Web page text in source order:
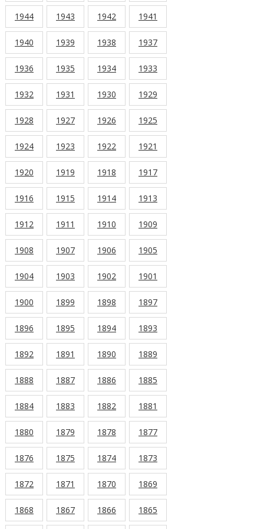
1944 1943 1942 1941
1940 1939 1938 1937
1936 1935 1934 1933
1932 1931 1930 1929
1928 1927 1926 1925
1924 1923 1922 1921
1920 1919 1918 1917
1916 1915 1914 1913
1912 1911 1910 1909
1908 1907 1906 1905
1904 1903 1902 1901
1900 1899 1898 1897
1896 1895 1894 1893
1892 1891 1890 1889
1888 1887 1886 1885
1884 1883 1882 1881
1880 1879 1878 1877
1876 1875 1874 1873
1872 1871 1870 1869
1868 1867 1866 1865